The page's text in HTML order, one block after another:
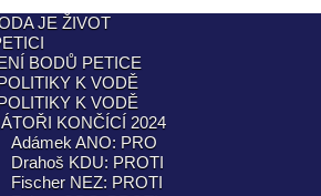
JE ŽIVOT
BODŮ PETICE
K VODĚ
K VODĚ
KONČÍCÍ 2024
Adámek ANO: PRO
Drahoš KDU: PROTI
Fischer NEZ: PROTI